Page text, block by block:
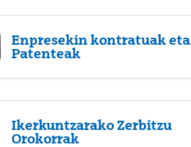
Enpresekin kontratuak eta
Patenteak
Ikerkuntzarako Zerbitzu
Orokorrak